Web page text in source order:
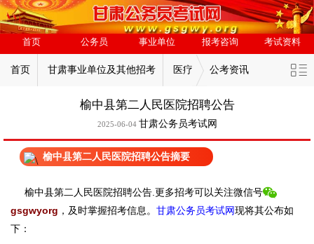
首页 公务员 事业单位 报考咨询 考试资料
首页 甘肃事业单位及其他招考 医疗 公考资讯
榆中县第二人民医院招聘公告
2025-06-04 甘肃公务员考试网
榆中县第二人民医院招聘公告摘要
榆中县第二人民医院招聘公告. 更多招考可以关注微信号
gsgwyorg ， 及时掌握招考信息。 甘肃公务员考试网现将其公布如
下：